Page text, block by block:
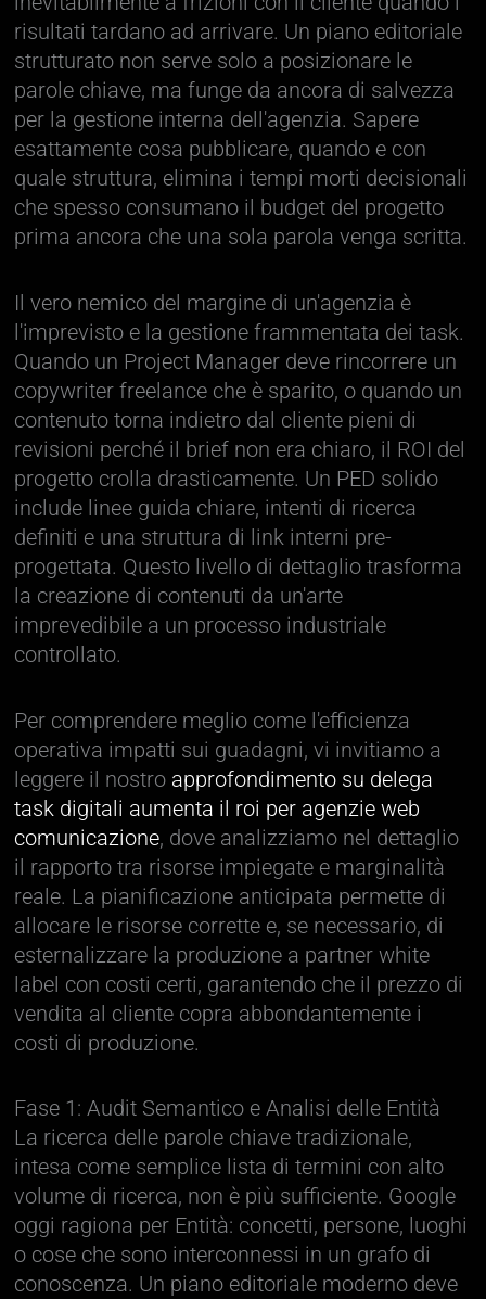
risultati tardano ad arrivare. Un piano editoriale
strutturato non serve solo a posizionare le
parole chiave, ma funge da ancora di salvezza
per la gestione interna dell'agenzia. Sapere
esattamente cosa pubblicare, quando e con
quale struttura, elimina i tempi morti decisionali
che spesso consumano il budget del progetto
prima ancora che una sola parola venga scritta.
Il vero nemico del margine di un'agenzia è
l'imprevisto e la gestione frammentata dei task.
Quando un Project Manager deve rincorrere un
copywriter freelance che è sparito, o quando un
contenuto torna indietro dal cliente pieni di
revisioni perché il brief non era chiaro, il ROI del
progetto crolla drasticamente. Un PED solido
include linee guida chiare, intenti di ricerca
definiti e una struttura di link interni pre-
progettata. Questo livello di dettaglio trasforma
la creazione di contenuti da un'arte
imprevedibile a un processo industriale
controllato.
Per comprendere meglio come l'efficienza
operativa impatti sui guadagni, vi invitiamo a
leggere il nostro approfondimento su delega
task digitali aumenta il roi per agenzie web
comunicazione, dove analizziamo nel dettaglio
il rapporto tra risorse impiegate e marginalità
reale. La pianificazione anticipata permette di
allocare le risorse corrette e, se necessario, di
esternalizzare la produzione a partner white
label con costi certi, garantendo che il prezzo di
vendita al cliente copra abbondantemente i
costi di produzione.
Fase 1: Audit Semantico e Analisi delle Entità
La ricerca delle parole chiave tradizionale,
intesa come semplice lista di termini con alto
volume di ricerca, non è più sufficiente. Google
oggi ragiona per Entità: concetti, persone, luoghi
o cose che sono interconnessi in un grafo di
conoscenza. Un piano editoriale moderno deve